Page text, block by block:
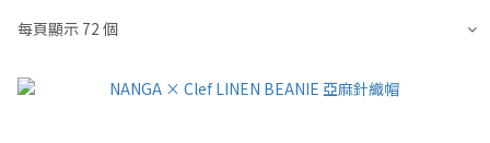
每頁顯示 72 個